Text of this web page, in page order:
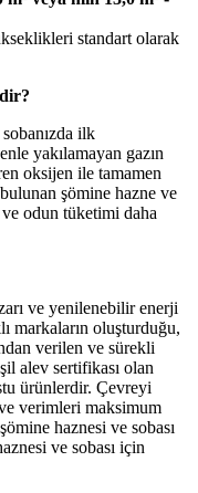
standart olarak
ilk
yakılamayan gazın
oksijen ile tamamen
şömine hazne ve
odun tüketimi daha
ve yenilenebilir enerji
markaların oluşturduğu,
verilen ve sürekli
alev sertifikası olan
ürünlerdir. Çevreyi
verimleri maksimum
haznesi ve sobası
ve sobası için